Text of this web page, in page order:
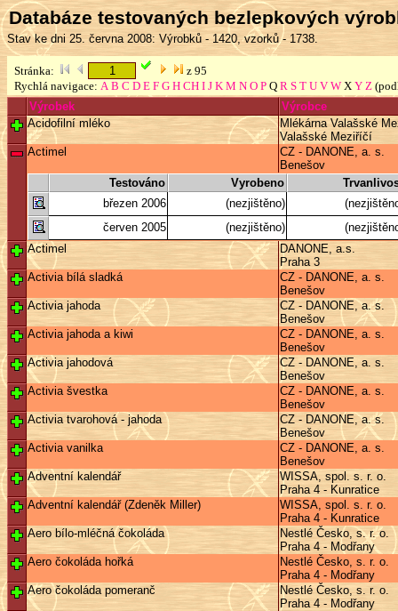
Databáze testovaných bezlepkových
Stav ke dni 25. června 2008: Výrobků - 1420, vzorků - 1738.
Stránka:
z 95
Rychlá navigace: A B C D E F G H CH I J K M N O P Q R S T U V W X Y Z
Výrobek
Výrobce
Acidofilní mléko
Mlékárna Valašské
Valašské Meziříčí
Actimel
CZ - DANONE, a. s.
Benešov
Testováno
Vyrobeno
březen 2006
(nezjištěno)
červen 2005
(nezjištěno)
Actimel
DANONE, a.s.
Praha 3
Activia bílá sladká
CZ - DANONE, a. s.
Benešov
Activia jahoda
CZ - DANONE, a. s.
Benešov
Activia jahoda a kiwi
CZ - DANONE, a. s.
Benešov
Activia jahodová
CZ - DANONE, a. s.
Benešov
Activia švestka
CZ - DANONE, a. s.
Benešov
Activia tvarohová - jahoda
CZ - DANONE, a. s.
Benešov
Activia vanilka
CZ - DANONE, a. s.
Benešov
Adventní kalendář
WISSA, spol. s. r. o.
Praha 4 - Kunratice
Adventní kalendář (Zdeněk Miller)
WISSA, spol. s. r. o.
Praha 4 - Kunratice
Aero bílo-mléčná čokoláda
Nestlé Česko, s. r. o.
Praha 4 - Modřany
Aero čokoláda hořká
Nestlé Česko, s. r. o.
Praha 4 - Modřany
Aero čokoláda pomeranč
Nestlé Česko, s. r. o.
Praha 4 - Modřany